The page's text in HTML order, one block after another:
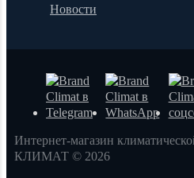
Новости
Интернет-магазин
КЛИМАТ © 2026